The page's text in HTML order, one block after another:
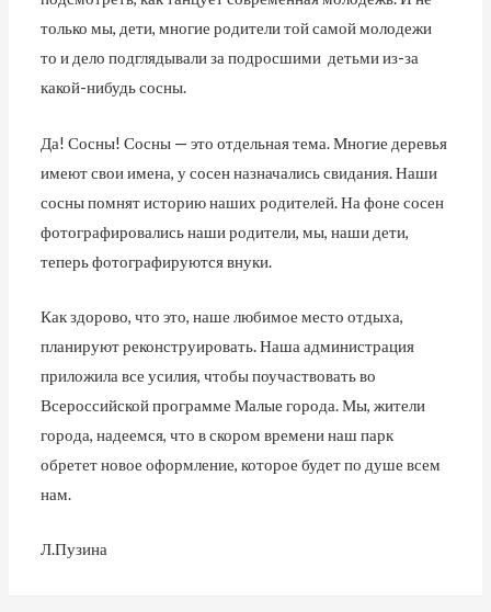
только мы, дети, многие родители той самой молодежи
то и дело подглядывали за подросшими детьми из-за
какой-нибудь сосны.
Да! Сосны! Сосны — это отдельная тема. Многие деревья
имеют свои имена, у сосен назначались свидания. Наши
сосны помнят историю наших родителей. На фоне сосен
фотографировались наши родители, мы, наши дети,
теперь фотографируются внуки.
Как здорово, что это, наше любимое место отдыха,
планируют реконструировать. Наша администрация
приложила все усилия, чтобы поучаствовать во
Всероссийской программе Малые города. Мы, жители
города, надеемся, что в скором времени наш парк
обретет новое оформление, которое будет по душе всем
нам.
Л.Пузина